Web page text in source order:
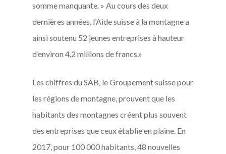
somme manquante. » Au cours des deux
dernières années, l’Aide suisse à la montagne a
ainsi soutenu 52 jeunes entreprises à hauteur
d’environ 4,2 millions de francs.»
Les chiffres du SAB, le Groupement suisse pour
les régions de montagne, prouvent que les
habitants des montagnes créent plus souvent
des entreprises que ceux établie en plaine. En
2017, pour 100 000 habitants, 48 nouvelles